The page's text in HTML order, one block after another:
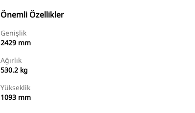
Önemli Özellikler
Genişlik
2429 mm
Ağırlık
530.2 kg
Yükseklik
1093 mm